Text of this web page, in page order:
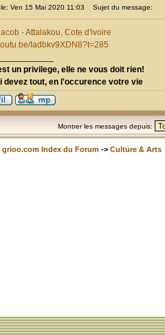
Ven 15 Mai 2020 11:03 Sujet du message:
- Attalakou, Cote d'ivoire
Iadbkv9XDN8?t=285
un privilege, elle ne vous doit rien!
devez tout, en l'occurence votre vie
Montrer les messages depuis:
grioo.com Index du Forum -> Culture & Arts